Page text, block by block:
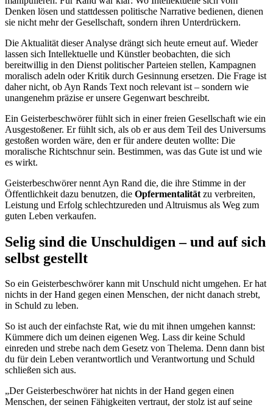
Denken lösen und stattdessen politische Narrative bedienen, dienen
sie nicht mehr der Gesellschaft, sondern ihren Unterdrückern.
Die Aktualität dieser Analyse drängt sich heute erneut auf. Wieder
lassen sich Intellektuelle und Künstler beobachten, die sich
bereitwillig in den Dienst politischer Parteien stellen, Kampagnen
moralisch adeln oder Kritik durch Gesinnung ersetzen. Die Frage ist
daher nicht, ob Ayn Rands Text noch relevant ist – sondern wie
unangenehm präzise er unsere Gegenwart beschreibt.
Ein Geisterbeschwörer fühlt sich in einer freien Gesellschaft wie ein
Ausgestoßener. Er fühlt sich, als ob er aus dem Teil des Universums
gestoßen worden wäre, den er für andere deuten wollte: Die
moralische Richtschnur sein. Bestimmen, was das Gute ist und wie
es wirkt.
Geisterbeschwörer nennt Ayn Rand die, die ihre Stimme in der
Öffentlichkeit dazu benutzen, die Opfermentalität zu verbreiten,
Leistung und Erfolg schlechtzureden und Altruismus als Weg zum
guten Leben verkaufen.
Selig sind die Unschuldigen – und auf sich
selbst gestellt
So ein Geisterbeschwörer kann mit Unschuld nicht umgehen. Er hat
nichts in der Hand gegen einen Menschen, der nicht danach strebt,
in Schuld zu leben.
So ist auch der einfachste Rat, wie du mit ihnen umgehen kannst:
Kümmere dich um deinen eigenen Weg. Lass dir keine Schuld
einreden und strebe nach dem Gesetz von Thelema. Denn dann bist
du für dein Leben verantwortlich und Verantwortung und Schuld
schließen sich aus.
„Der Geisterbeschwörer hat nichts in der Hand gegen einen
Menschen, der seinen Fähigkeiten vertraut, der stolz ist auf seine